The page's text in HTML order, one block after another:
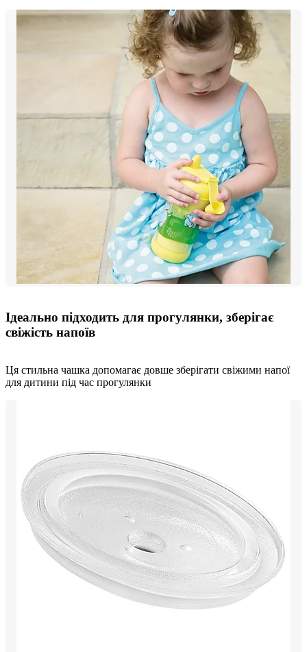
Ідеально підходить для прогулянки, зберігає
свіжість напоїв
Ця стильна чашка допомагає довше зберігати свіжими напої
для дитини під час прогулянки